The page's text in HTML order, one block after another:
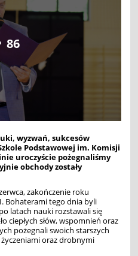
86
wyzwań, sukcesów
Podstawowej im. Komisji
uroczyście pożegnaliśmy
obchody zostały
zakończenie roku
Bohaterami tego dnia byli
latach nauki rozstawali się
ciepłych słów, wspomnień oraz
pożegnali swoich starszych
oraz drobnymi